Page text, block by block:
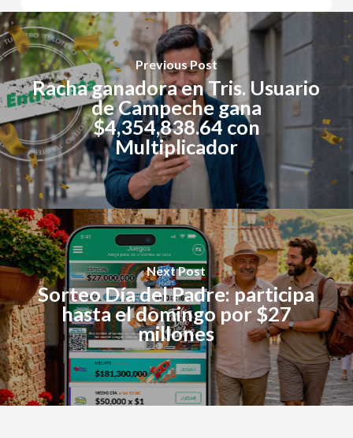
Previous Post
Racha ganadora en Tris. Usuario
de Campeche gana
$4,354,838.64 con
Multiplicador
Next Post
Sorteo Día del Padre: participa
hasta el domingo por $27
millones